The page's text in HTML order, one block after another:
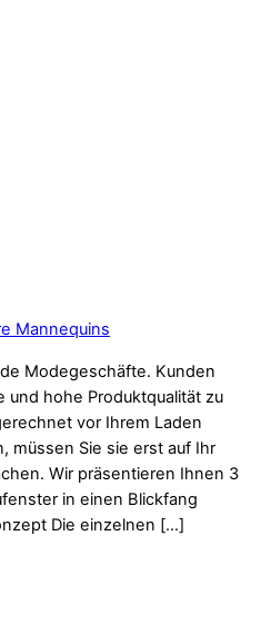
Mannequins
Modegeschäfte. Kunden
und hohe Produktqualität zu
vor Ihrem Laden
müssen Sie sie erst auf Ihr
Wir präsentieren Ihnen 3
in einen Blickfang
Die einzelnen […]